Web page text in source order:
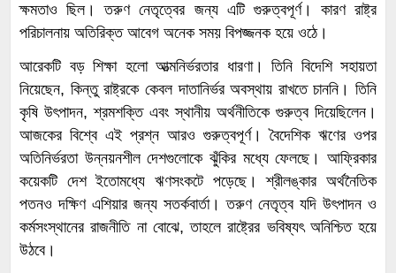
ক্ষমতাও ছিল। তরুণ নেতৃত্বের জন্য এটি গুরুত্বপূর্ণ। কারণ রাষ্ট্র
পরিচালনায় অতিরিক্ত আবেগ অনেক সময় বিপজ্জনক হয়ে ওঠে।
আরেকটি বড় শিক্ষা হলো আত্মনির্ভরতার ধারণা। তিনি বিদেশি সহায়তা
নিয়েছেন, কিন্তু রাষ্ট্রকে কেবল দাতানির্ভর অবস্থায় রাখতে চাননি। তিনি
কৃষি উৎপাদন, শ্রমশক্তি এবং স্থানীয় অর্থনীতিকে গুরুত্ব দিয়েছিলেন।
আজকের বিশ্বে এই প্রশ্ন আরও গুরুত্বপূর্ণ। বৈদেশিক ঋণের ওপর
অতিনির্ভরতা উন্নয়নশীল দেশগুলোকে ঝুঁকির মধ্যে ফেলছে। আফ্রিকার
কয়েকটি দেশ ইতোমধ্যে ঋণসংকটে পড়েছে। শ্রীলঙ্কার অর্থনৈতিক
পতনও দক্ষিণ এশিয়ার জন্য সতর্কবার্তা। তরুণ নেতৃত্ব যদি উৎপাদন ও
কর্মসংস্থানের রাজনীতি না বোঝে, তাহলে রাষ্ট্রের ভবিষ্যৎ অনিশ্চিত হয়ে
উঠবে।